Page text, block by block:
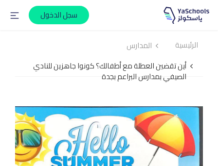
سجل الدخول
الرئيسية
المدارس
أين تقضين العطلة مع أطفالك؟ كونوا جاهزين للنادي
الصيفي بمدارس البراعم بجدة